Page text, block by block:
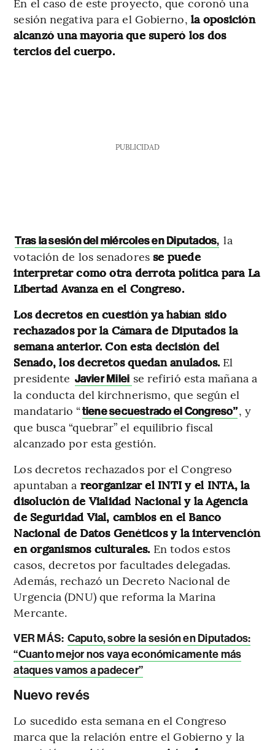
sesión negativa para el Gobierno, la oposición
alcanzó una mayoría que superó los dos
tercios del cuerpo.
PUBLICIDAD
Tras la sesión del miércoles en Diputados, la
votación de los senadores se puede
interpretar como otra derrota política para La
Libertad Avanza en el Congreso.
Los decretos en cuestión ya habían sido
rechazados por la Cámara de Diputados la
semana anterior. Con esta decisión del
Senado, los decretos quedan anulados. El
presidente Javier Milei se refirió esta mañana a
la conducta del kirchnerismo, que según el
mandatario “tiene secuestrado el Congreso”, y
que busca “quebrar” el equilibrio fiscal
alcanzado por esta gestión.
Los decretos rechazados por el Congreso
apuntaban a reorganizar el INTI y el INTA, la
disolución de Vialidad Nacional y la Agencia
de Seguridad Vial, cambios en el Banco
Nacional de Datos Genéticos y la intervención
en organismos culturales. En todos estos
casos, decretos por facultades delegadas.
Además, rechazó un Decreto Nacional de
Urgencia (DNU) que reforma la Marina
Mercante.
VER MÁS: Caputo, sobre la sesión en Diputados:
“Cuanto mejor nos vaya económicamente más
ataques vamos a padecer”
Nuevo revés
Lo sucedido esta semana en el Congreso
marca que la relación entre el Gobierno y la